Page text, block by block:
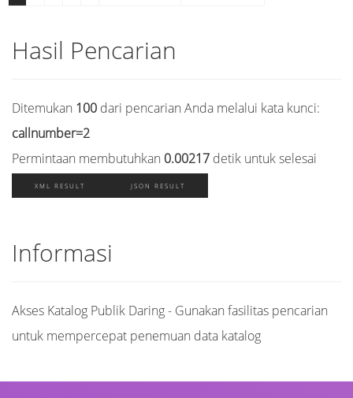
Hasil Pencarian
Ditemukan 100 dari pencarian Anda melalui kata kunci:
callnumber=2
Permintaan membutuhkan 0.00217 detik untuk selesai
XML RESULT JSON RESULT
Informasi
Akses Katalog Publik Daring - Gunakan fasilitas pencarian
untuk mempercepat penemuan data katalog